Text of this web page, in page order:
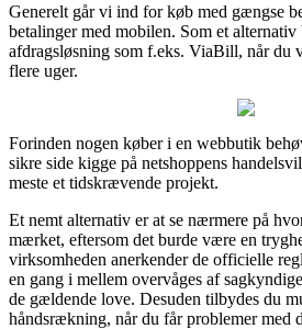
Generelt går vi ind for køb med gængse
betalinger med mobilen. Som et alternativ
afdragsløsning som f.eks. ViaBill, når du
flere uger.
Forinden nogen køber i en webbutik
sikre side kigge på netshoppens
meste et tidskrævende projekt.
Et nemt alternativ er at se nærmere på
mærket, eftersom det burde være en
virksomheden anerkender de officielle
en gang i mellem overvåges af
de gældende love. Desuden tilbydes du
håndsrækning, når du får problemer med